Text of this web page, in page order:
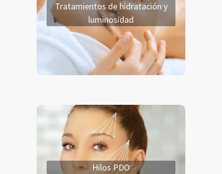
Tratamientos de hidratación y
luminosidad
Mesoterapia con vitaminas y Ácido
Hialurónico.
Skin Booster.
Hilos PDO
Hilos PDO
Mono.